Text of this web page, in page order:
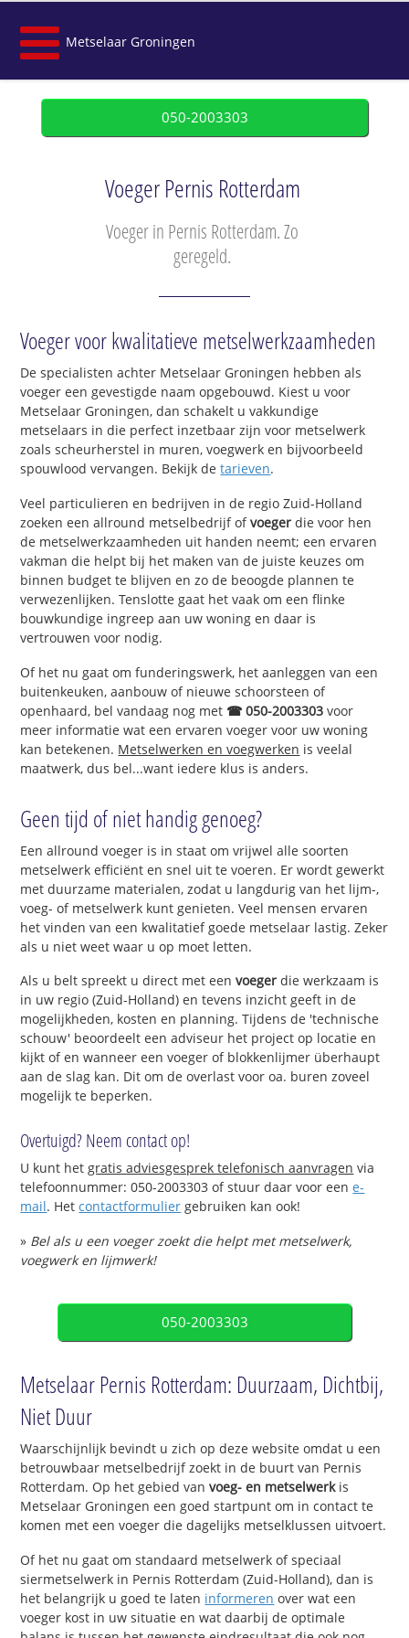
Metselaar Groningen
050-2003303
Voeger Pernis Rotterdam
Voeger in Pernis Rotterdam. Zo
geregeld.
Voeger voor kwalitatieve metselwerkzaamheden
De specialisten achter Metselaar Groningen hebben als
voeger een gevestigde naam opgebouwd. Kiest u voor
Metselaar Groningen, dan schakelt u vakkundige
metselaars in die perfect inzetbaar zijn voor metselwerk
zoals scheurherstel in muren, voegwerk en bijvoorbeeld
spouwlood vervangen. Bekijk detarieven.
Veel particulieren en bedrijven in de regio Zuid-Holland
zoeken een allround metselbedrijf ofvoeger die voor hen
de metselwerkzaamheden uit handen neemt; een ervaren
vakman die helpt bij het maken van de juiste keuzes om
binnen budget te blijven en zo de beoogde plannen te
verwezenlijken. Tenslotte gaat het vaak om een flinke
bouwkundige ingreep aan uw woning en daar is
vertrouwen voor nodig.
Of het nu gaat om funderingswerk, het aanleggen van een
buitenkeuken, aanbouw of nieuwe schoorsteen of
openhaard, bel vandaag nog met ☎ 050-2003303 voor
meer informatie wat een ervaren voeger voor uw woning
kan betekenen. Metselwerken en voegwerken is veelal
maatwerk, dus bel...want iedere klus is anders.
Geen tijd of niet handig genoeg?
Een allround voeger is in staat om vrijwel alle soorten
metselwerk efficiënt en snel uit te voeren. Er wordt gewerkt
met duurzame materialen, zodat u langdurig van het lijm-,
voeg- of metselwerk kunt genieten. Veel mensen ervaren
het vinden van een kwalitatief goede metselaar lastig. Zeker
als u niet weet waar u op moet letten.
Als u belt spreekt u direct met eenvoeger die werkzaam is
in uw regio (Zuid-Holland) en tevens inzicht geeft in de
mogelijkheden, kosten en planning. Tijdens de 'technische
schouw' beoordeelt een adviseur het project op locatie en
kijkt of en wanneer een voeger of blokkenlijmer überhaupt
aan de slag kan. Dit om de overlast voor oa. buren zoveel
mogelijk te beperken.
Overtuigd? Neem contact op!
U kunt hetgratis adviesgesprek telefonisch aanvragen via
telefoonnummer: 050-2003303 of stuur daar voor eene-
mail. Hetcontactformulier gebruiken kan ook!
» Bel als u een voeger zoekt die helpt met metselwerk,
voegwerk en lijmwerk!
050-2003303
Metselaar Pernis Rotterdam: Duurzaam, Dichtbij,
Niet Duur
Waarschijnlijk bevindt u zich op deze website omdat u een
betrouwbaar metselbedrijf zoekt in de buurt van Pernis
Rotterdam. Op het gebied van voeg- en metselwerkis
Metselaar Groningen een goed startpunt om in contact te
komen met een voeger die dagelijks metselklussen uitvoert.
Of het nu gaat om standaard metselwerk of speciaal
siermetselwerk in Pernis Rotterdam (Zuid-Holland), dan is
het belangrijk u goed te laten informeren over wat een
voeger kost in uw situatie en wat daarbij de optimale